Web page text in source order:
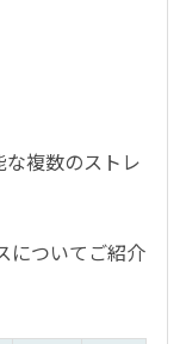
複数のストレ
についてご紹介